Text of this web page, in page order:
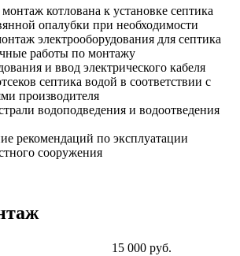
котлована к установке септика
опалубки при необходимости
электрооборудования для септика
работы по монтажу
и ввод электрического кабеля
септика водой в соответствии с
производителя
водоподведения и водоотведения
рекомендаций по эксплуатации
сооружения
15 000 руб.